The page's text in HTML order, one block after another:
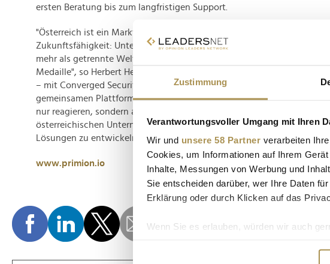
Zustimmung
Verantwortungsvoller Umgang mit Ihren
Wir und unsere 58 Partner verarbeiten
Cookies, um Informationen auf Ihrem
Inhalte, Messungen von Werbung und
Sie entscheiden darüber, wer Ihre Daten
Erklärung oder durch Klicken auf das
Wenn Sie es erlauben, würden wir auch
ersten Beratung bis zum langfristigen Support.
"Österreich ist ein Markt hohem Anspruch an Sicherheit, Effizienz und
Zukunftsfähigkeit: Unternehmen, die Sicherheit und operative Effizienz
mehr als getrennte Welten begreifen, sondern als zwei Seiten derselben
Medaille", so Herbert Henninger, Primion Austria. "Genau hier setzt
– mit Converged Security und Workforce Management auf einer
gemeinsamen Plattform, unterstützt durch KI-basierte Lösungen, die
nur reagieren, sondern antizipieren. Ich freue mich darauf, diesen
österreichischen Unternehmen zu führen und gemeinsam
Lösungen zu entwickeln."
www.primion.io